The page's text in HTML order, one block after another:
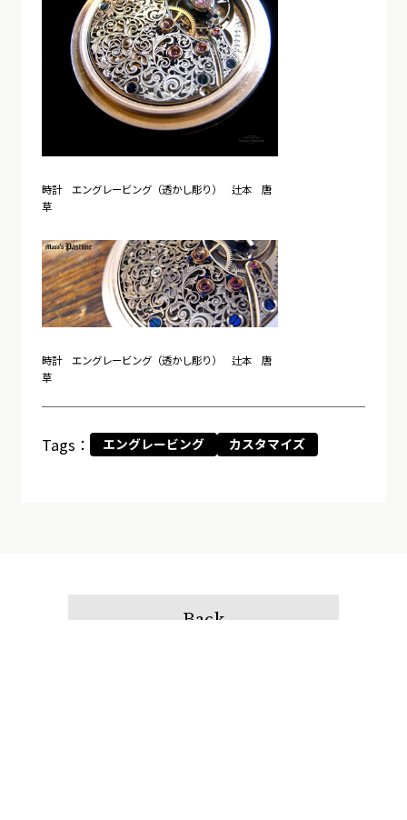
時計 エングレービング（透かし彫り） 辻本 唐
草
時計 エングレービング（透かし彫り） 辻本 唐
草
Tags： エングレービング カスタマイズ
Back